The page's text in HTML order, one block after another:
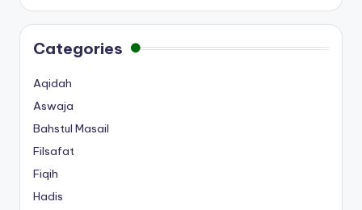
Categories
Aqidah
Aswaja
Bahstul Masail
Filsafat
Fiqih
Hadis